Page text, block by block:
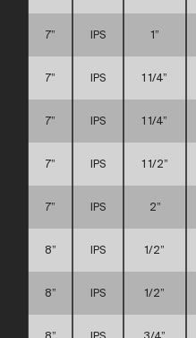
7” IPS 1”
7” IPS 1 1/4”
7” IPS 1 1/4”
7” IPS 1 1/2”
7” IPS 2”
8” IPS 1/2”
8” IPS 1/2”